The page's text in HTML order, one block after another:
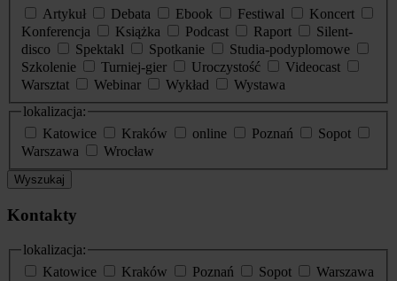
Artykuł
Debata Ebook Festiwal
Koncert
Konferencja
Książka Podcast Raport
Silent-
disco
Spektakl Spotkanie
Studia-podyplomowe
Szkolenie
Turniej-gier Uroczystość
Videocast
Warsztat
Webinar Wykład
Wystawa
lokalizacja:
Katowice
Kraków online Poznań
Sopot
Warszawa
Wrocław
Wyszukaj
Kontakty
lokalizacja:
Katowice
Kraków Poznań Sopot
Warszawa